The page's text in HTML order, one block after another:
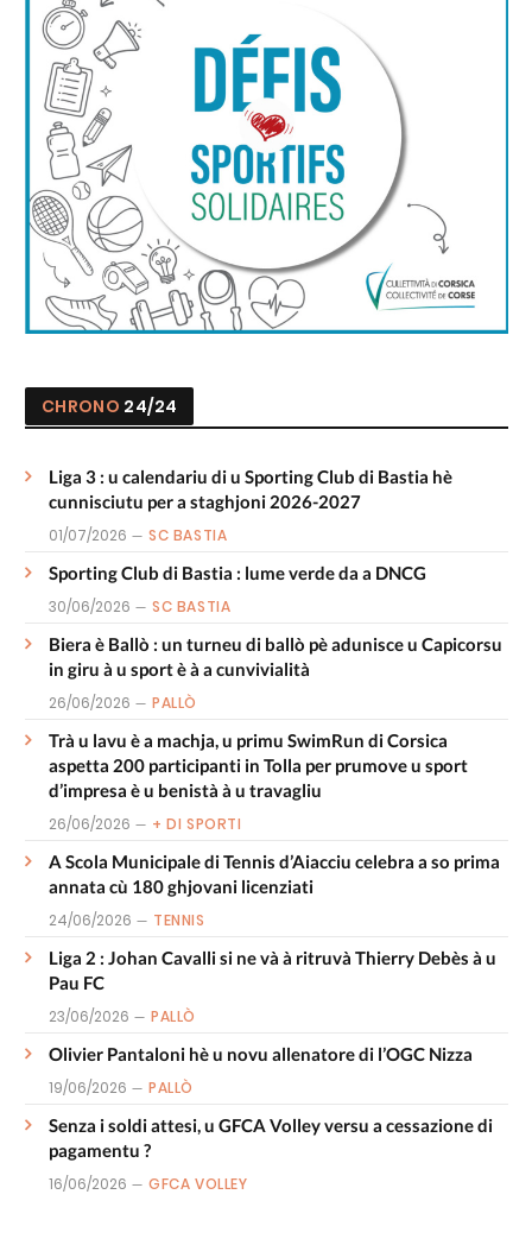
CHRONO 24/24
Liga 3 : u calendariu di u Sporting Club di Bastia hè
cunnisciutu per a staghjoni 2026-2027
01/07/2026 SC BASTIA
Sporting Club di Bastia : lume verde da a DNCG
30/06/2026 SC BASTIA
Biera è Ballò : un turneu di ballò pè adunisce u Capicorsu
in giru à u sport è à a cunvivialità
26/06/2026 PALLÒ
Trà u lavu è a machja, u primu SwimRun di Corsica
aspetta 200 participanti in Tolla per prumove u sport
d’impresa è u benistà à u travagliu
26/06/2026 + DI SPORTI
A Scola Municipale di Tennis d’Aiacciu celebra a so prima
annata cù 180 ghjovani licenziati
24/06/2026 TENNIS
Liga 2 : Johan Cavalli si ne và à ritruvà Thierry Debès à u
Pau FC
23/06/2026 PALLÒ
Olivier Pantaloni hè u novu allenatore di l’OGC Nizza
19/06/2026 PALLÒ
Senza i soldi attesi, u GFCA Volley versu a cessazione di
pagamentu ?
16/06/2026 GFCA VOLLEY